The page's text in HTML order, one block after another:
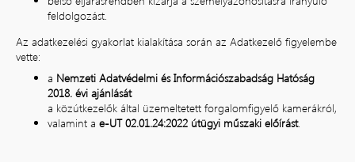
feldolgozást.
Az adatkezelési gyakorlat kialakítása során az Adatkezelő figyelembe
vette:
a Nemzeti Adatvédelmi és Információszabadság Hatóság
2018. évi ajánlását
a közútkezelők által üzemeltetett forgalomfigyelő kamerákról,
valamint a e-UT 02.01.24:2022 útügyi műszaki előírást.